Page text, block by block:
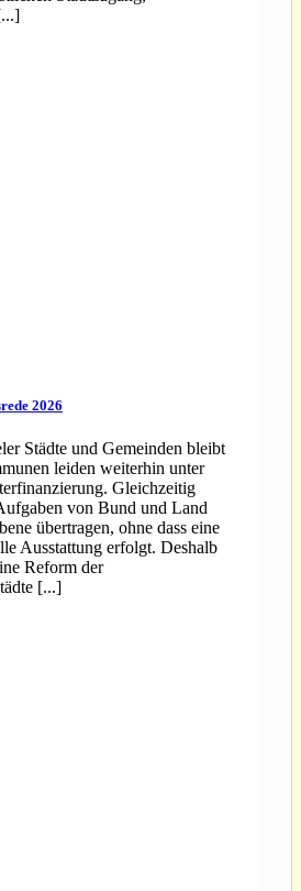
2026
Städte und Gemeinden bleibt
leiden weiterhin unter
Gleichzeitig
von Bund und Land
übertragen, ohne dass eine
Ausstattung erfolgt. Deshalb
Reform der
[...]